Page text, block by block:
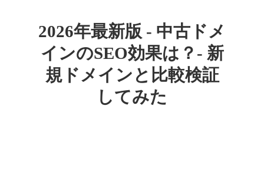
詳細を見る
外部リンク数963 ドメイン年齢
4,500円
rageboy.com
2026年最新版 - 中古ドメ
インのSEO効果は？- 新
規ドメインと比較検証
してみた